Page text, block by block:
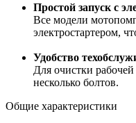
Простой запуск с
Все модели
электростартером,
Удобство
Для очистки
несколько болтов.
Общие характеристики